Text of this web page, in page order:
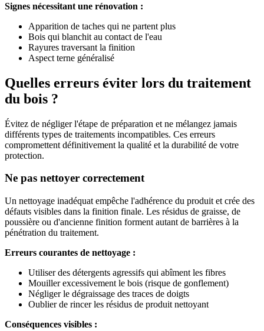
Signes nécessitant une rénovation :
Apparition de taches qui ne partent plus
Bois qui blanchit au contact de l'eau
Rayures traversant la finition
Aspect terne généralisé
Quelles erreurs éviter lors du traitement
du bois ?
Évitez de négliger l'étape de préparation et ne mélangez jamais
différents types de traitements incompatibles. Ces erreurs
compromettent définitivement la qualité et la durabilité de votre
protection.
Ne pas nettoyer correctement
Un nettoyage inadéquat empêche l'adhérence du produit et crée des
défauts visibles dans la finition finale. Les résidus de graisse, de
poussière ou d'ancienne finition forment autant de barrières à la
pénétration du traitement.
Erreurs courantes de nettoyage :
Utiliser des détergents agressifs qui abîment les fibres
Mouiller excessivement le bois (risque de gonflement)
Négliger le dégraissage des traces de doigts
Oublier de rincer les résidus de produit nettoyant
Conséquences visibles :